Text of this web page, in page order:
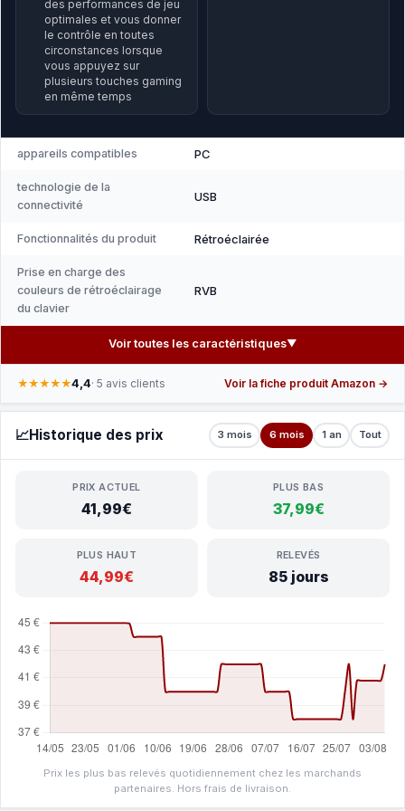
des performances de jeu
optimales et vous donner
le contrôle en toutes
circonstances lorsque
vous appuyez sur
plusieurs touches gaming
en même temps
appareils compatibles PC
technologie de la
connectivité
USB
Fonctionnalités du produit Rétroéclairée
Prise en charge des
couleurs de rétroéclairage
du clavier
RVB
Voir toutes les caractéristiques▼
★★★★★4,4· 5 avis clients Voir la fiche produit Amazon →
📈Historique des prix 3 mois 6 mois 1 an Tout
PRIX ACTUEL
41,99€
PLUS BAS
37,99€
PLUS HAUT
44,99€
RELEVÉS
85 jours
Prix les plus bas relevés quotidiennement chez les marchands
partenaires. Hors frais de livraison.